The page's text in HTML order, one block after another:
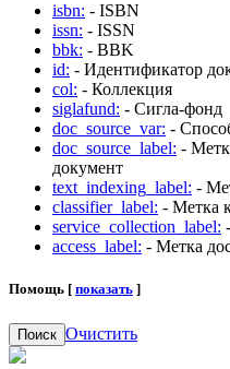
isbn: - ISBN
issn: - ISSN
bbk: - BBK
id: - Идентификатор
col: - Коллекция
siglafund: - Сигла-фонд
doc_source_var: -
doc_source_label: -
документ
text_indexing_label: -
classifier_label: - Метка
service_collection_label:
access_label: - Метка
Помощь [ показать ]
Поиск Очистить